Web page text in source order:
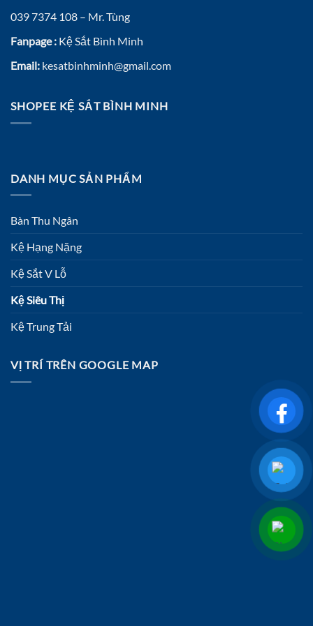
039 7374 108 – Mr. Tùng
Fanpage : Kệ Sắt Bình Minh
Email: kesatbinhminh@gmail.com
SHOPEE KỆ SẮT BÌNH MINH
DANH MỤC SẢN PHẨM
Bàn Thu Ngân
Kệ Hạng Nặng
Kệ Sắt V Lỗ
Kệ Siêu Thị
Kệ Trung Tải
VỊ TRÍ TRÊN GOOGLE MAP